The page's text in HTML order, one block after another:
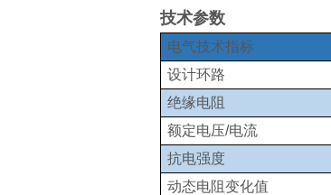
技术参数
电气技术指标
设计环路
绝缘电阻
额定电压/电流
抗电强度
动态电阻变化值